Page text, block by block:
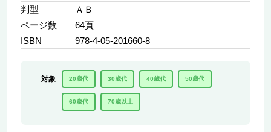
判型
ＡＢ
ページ数
64頁
ISBN
978-4-05-201660-8
対象 20歳代 30歳代 40歳代 50歳代
60歳代 70歳以上